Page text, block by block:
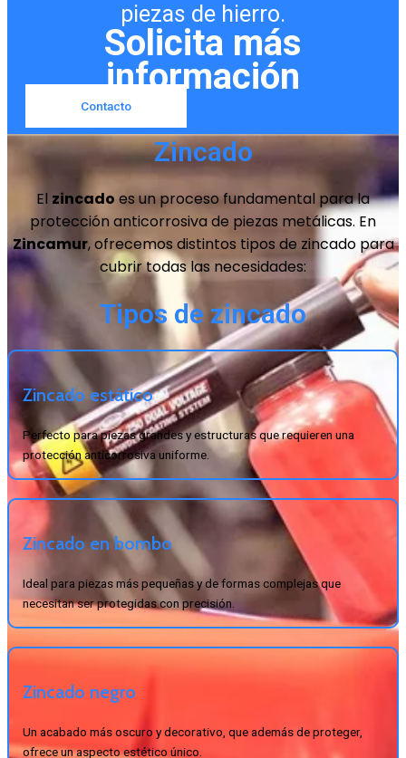
piezas de hierro.
Solicita más
información
Contacto
Zincado
El zincado es un proceso fundamental para la
protección anticorrosiva de piezas metálicas. En
Zincamur, ofrecemos distintos tipos de zincado para
cubrir todas las necesidades:
Tipos de zincado
Zincado estático
Perfecto para piezas grandes y estructuras que requieren una
protección anticorrosiva uniforme.
Zincado en bombo
Ideal para piezas más pequeñas y de formas complejas que
necesitan ser protegidas con precisión.
Zincado negro
Un acabado más oscuro y decorativo, que además de proteger,
ofrece un aspecto estético único.